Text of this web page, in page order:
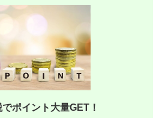
ポイント大量GET！